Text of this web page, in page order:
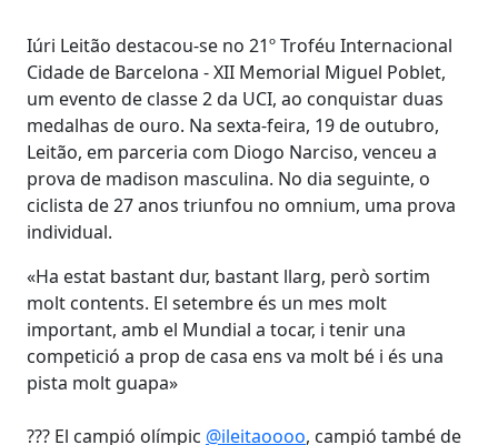
Iúri Leitão destacou-se no 21º Troféu Internacional
Cidade de Barcelona - XII Memorial Miguel Poblet,
um evento de classe 2 da UCI, ao conquistar duas
medalhas de ouro. Na sexta-feira, 19 de outubro,
Leitão, em parceria com Diogo Narciso, venceu a
prova de madison masculina. No dia seguinte, o
ciclista de 27 anos triunfou no omnium, uma prova
individual.
«Ha estat bastant dur, bastant llarg, però sortim
molt contents. El setembre és un mes molt
important, amb el Mundial a tocar, i tenir una
competició a prop de casa ens va molt bé i és una
pista molt guapa»
??? El campió olímpic @ileitaoooo, campió també de